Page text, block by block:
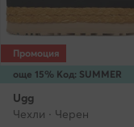
още 15% Код: SUMMER
Промоция
Ugg
Чехли · Черен